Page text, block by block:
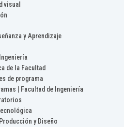
visual
y Aprendizaje
de la Facultad
de programa
| Facultad de Ingeniería
y Diseño